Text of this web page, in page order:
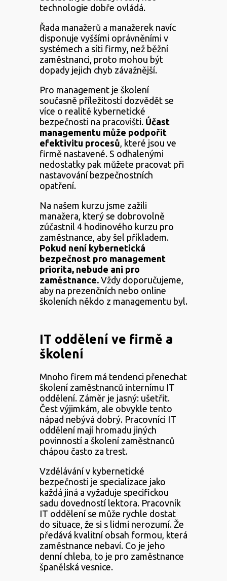
technologie dobře ovládá.
Řada manažerů a manažerek navíc
disponuje vyššími oprávněními v
systémech a síti firmy, než běžní
zaměstnanci, proto mohou být
dopady jejich chyb závažnější.
Pro management je školení
současně příležitostí dozvědět se
více o realitě kybernetické
bezpečnosti na pracovišti. Účast
managementu může podpořit
efektivitu procesů , které jsou ve
firmě nastavené. S odhalenými
nedostatky pak můžete pracovat při
nastavování bezpečnostních
opatření.
Na našem kurzu jsme zažili
manažera, který se dobrovolně
zúčastnil 4 hodinového kurzu pro
zaměstnance, aby šel příkladem.
Pokud není kybernetická
bezpečnost pro management
priorita, nebude ani pro
zaměstnance. Vždy doporučujeme,
aby na prezenčních nebo online
školeních někdo z managementu byl.
IT oddělení ve firmě a
školení
Mnoho firem má tendenci přenechat
školení zaměstnanců internímu IT
oddělení. Záměr je jasný: ušetřit.
Čest výjimkám, ale obvykle tento
nápad nebývá dobrý. Pracovníci IT
oddělení mají hromadu jiných
povinností a školení zaměstnanců
chápou často za trest.
Vzdělávání v kybernetické
bezpečnosti je specializace jako
každá jiná a vyžaduje specifickou
sadu dovedností lektora. Pracovník
IT oddělení se může rychle dostat
do situace, že si s lidmi nerozumí. Že
předává kvalitní obsah formou, která
zaměstnance nebaví. Co je jeho
denní chleba, to je pro zaměstnance
španělská vesnice.